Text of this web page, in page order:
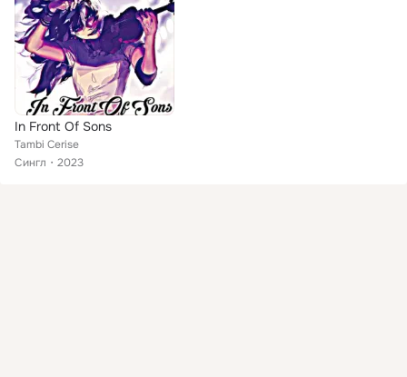
In Front Of Sons
Tambi Cerise
Сингл
2023